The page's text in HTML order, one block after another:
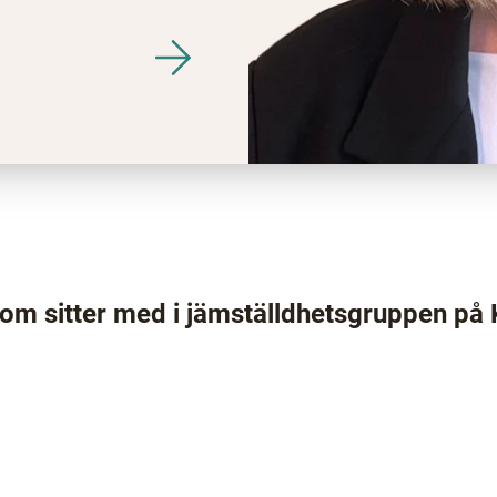
sitter med i jämställdhetsgruppen på